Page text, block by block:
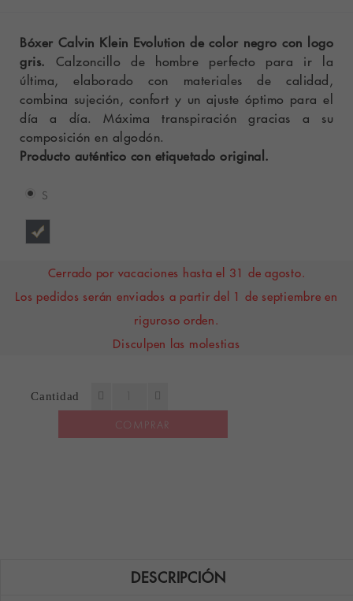
Bóxer Calvin Klein Evolution de color negro con logo
gris. Calzoncillo de hombre perfecto para ir la
última, elaborado con materiales de calidad,
combina sujeción, confort y un ajuste óptimo para el
día a día. Máxima transpiración gracias a su
composición en algodón.
Producto auténtico con etiquetado original.
S
Cerrado por vacaciones hasta el 31 de agosto.
Los pedidos serán enviados a partir del 1 de septiembre en
riguroso orden.
Disculpen las molestias
Cantidad
COMPRAR
DESCRIPCIÓN